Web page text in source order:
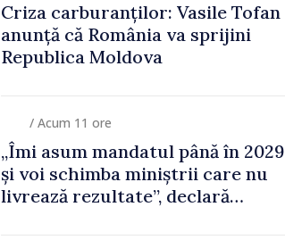
Criza carburanților: Vasile Tofan
anunță că România va sprijini
Republica Moldova
/ Acum 11 ore
„Îmi asum mandatul până în 2029
și voi schimba miniștrii care nu
livrează rezultate”, declară